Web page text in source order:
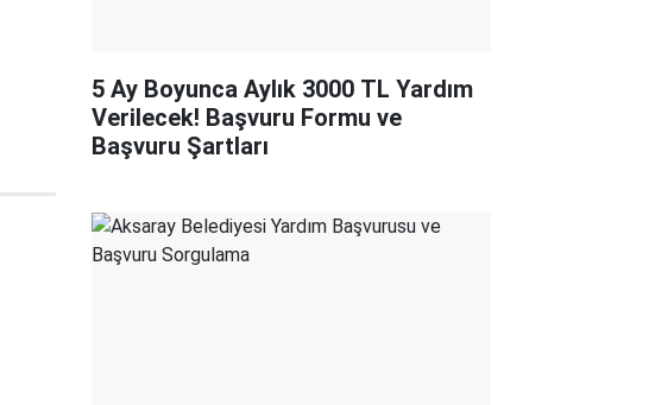
5 Ay Boyunca Aylık 3000 TL Yardım
Verilecek! Başvuru Formu ve
Başvuru Şartları